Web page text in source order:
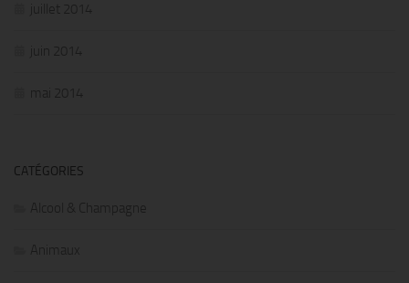
juillet 2014
juin 2014
mai 2014
CATÉGORIES
Alcool & Champagne
Animaux